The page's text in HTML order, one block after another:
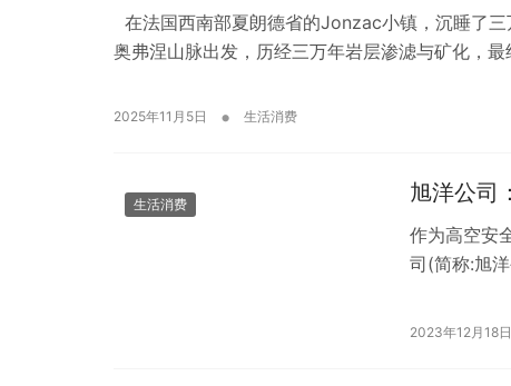
在法国西南部夏朗德省的Jonzac小镇，沉睡了
奥弗涅山脉出发，历经三万年岩层渗滤与矿化，
2025年11月5日 • 生活消费
生活消费 旭洋公司
作为高空安
司(简称:旭
2023年12月18日